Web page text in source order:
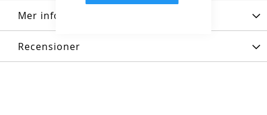
Mer information
Recensioner